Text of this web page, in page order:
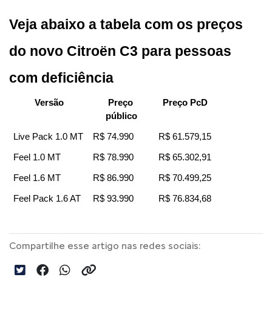
Veja abaixo a tabela com os preços
do novo Citroën C3 para pessoas
com deficiência
Versão
Preço
público
Preço PcD
Live Pack 1.0 MT R$ 74.990 R$ 61.579,15
Feel 1.0 MT R$ 78.990 R$ 65.302,91
Feel 1.6 MT R$ 86.990 R$ 70.499,25
Feel Pack 1.6 AT R$ 93.990 R$ 76.834,68
Compartilhe esse artigo nas redes sociais: